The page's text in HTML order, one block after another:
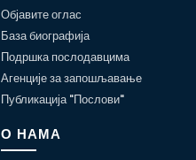
Објавите оглас
База биографија
Подршка послодавцима
Агенције за запошљавање
Публикација "Послови"
О НАМА